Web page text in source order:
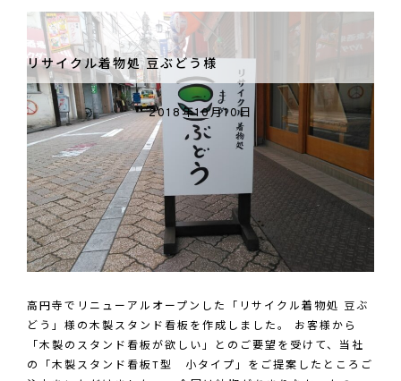
社
ア
ー
ク
コ
ア
様
リサイクル着物処 豆ぶどう様
2018年10月10日
高円寺でリニューアルオープンした「リサイクル着物処 豆ぶ
どう」様の木製スタンド看板を作成しました。 お客様から
「木製のスタンド看板が欲しい」とのご要望を受けて、当社
の「木製スタンド看板T型 小タイプ」をご提案したところご